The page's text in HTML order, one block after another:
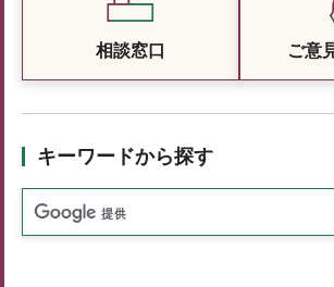
相談窓口 ご意
キーワードから探す